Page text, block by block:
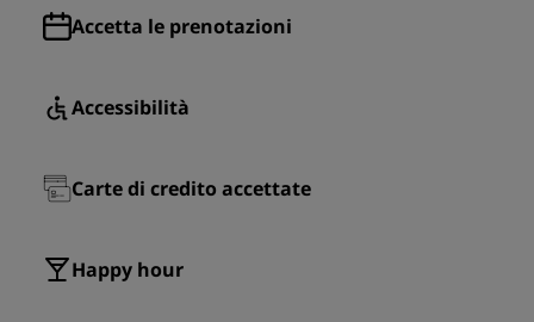
Accetta le prenotazioni
Accessibilità
Carte di credito accettate
Happy hour